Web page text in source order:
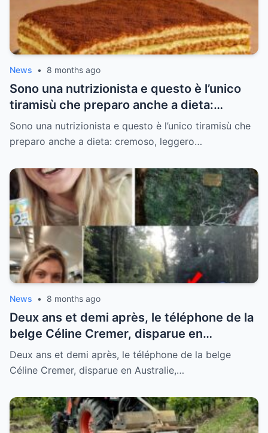
News • 8 months ago
Sono una nutrizionista e questo è l’unico
tiramisù che preparo anche a dieta:
cremoso, leggero e senza sensi di colpa (e
non lo mollo più)
Sono una nutrizionista e questo è l’unico tiramisù che
preparo anche a dieta: cremoso, leggero…
News • 8 months ago
Deux ans et demi après, le téléphone de la
belge Céline Cremer, disparue en
Australie, retrouvé lors de recherches
Deux ans et demi après, le téléphone de la belge
Céline Cremer, disparue en Australie,…